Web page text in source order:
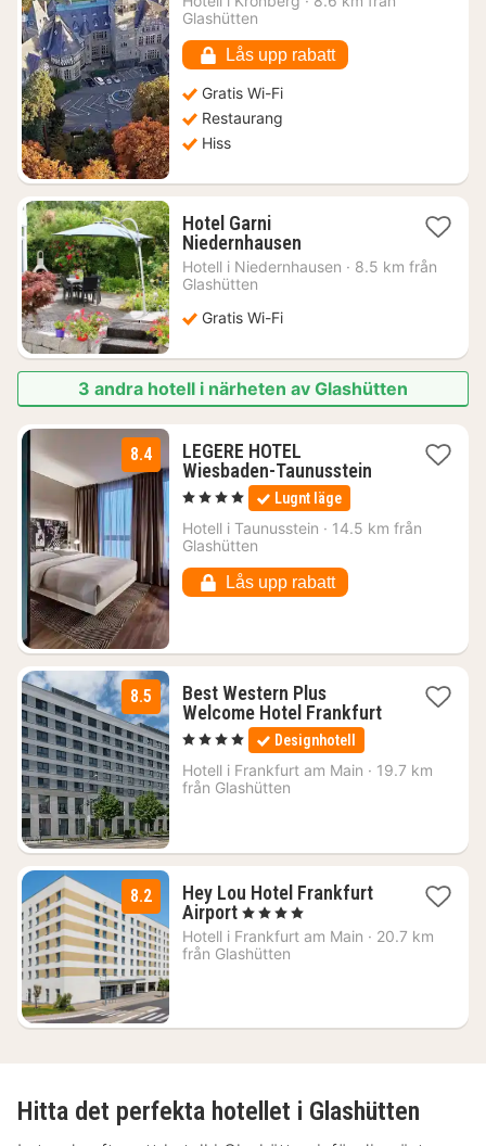
Glashütten
Lås upp rabatt
Gratis Wi-Fi
Restaurang
Hiss
Hotel Garni
Niedernhausen1
natt
Hotell i Niedernhausen · 8.5 km från
Glashütten
Gratis Wi-Fi
3 andra hotell i närheten av Glashütten
8.4
LEGERE HOTEL
Wiesbaden-Taunusstein1
1151
, 4 Stjärnor Lugnt läge
Hotell i Taunusstein · 14.5 km från
Glashütten
Lås upp rabatt
8.5
Best Western Plus
Welcome Hotel Frankfurt1
2148
, 4 Stjärnor Designhotell
Hotell i Frankfurt am Main · 19.7 km
från Glashütten
8.2
Hey Lou Hotel Frankfurt
Airport2
nätter
för
, 4 Stjärnor
Hotell i Frankfurt am Main · 20.7 km
från Glashütten
Hitta det perfekta hotellet i Glashütten